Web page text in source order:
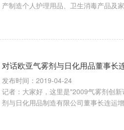
产制造个人护理用品、卫生消毒产品及
对话欧亚气雾剂与日化用品董事长
发布时间：2019-04-24
记者：大家好，这里是"2009气雾剂创
剂与日化用品制造有限公司董事长连运